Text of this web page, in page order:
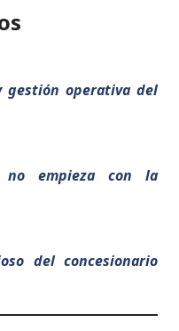
gestión operativa del
no empieza con la
del concesionario